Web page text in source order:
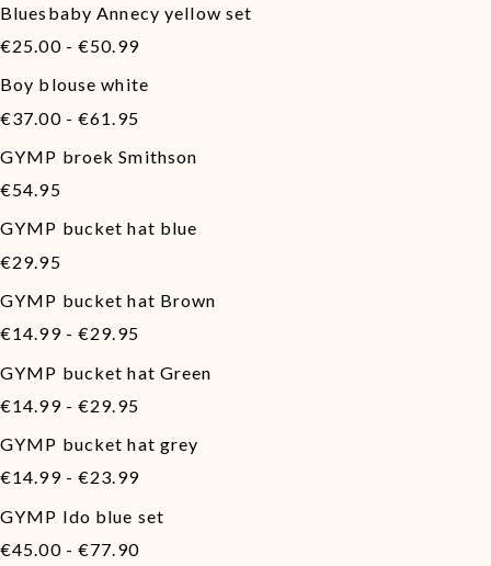
tot
€46.50
Bluesbaby Annecy yellow set
€25.00 - €50.99Prijsklasse:
tot
€50.99
Boy blouse white
€37.00 - €61.95Prijsklasse:
tot
GYMP broek Smithson
€54.95
GYMP bucket hat blue
€29.95
GYMP bucket hat Brown
€14.99 - €29.95Prijsklasse:
tot
€29.95
GYMP bucket hat Green
€14.99 - €29.95Prijsklasse:
tot
€29.95
GYMP bucket hat grey
€14.99 - €23.99Prijsklasse:
tot
€23.99
GYMP Ido blue set
€45.00 - €77.90Prijsklasse: